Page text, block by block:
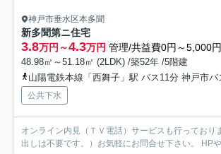
神戸市垂水区本多聞
新多聞第ニ住宅
3.8万円～4.3万円 管理/共益費0円～5,000円
48.98㎡～51.18㎡ (2LDK) /築52年 /5階建
山陽電鉄本線「西舞子」駅 バス11分 神戸市バス「本多
公共下水
オンライン内見（ＴＶ電話）サービスも行っており
出しは不要です。）お気軽にお問合せ下さい。 HP